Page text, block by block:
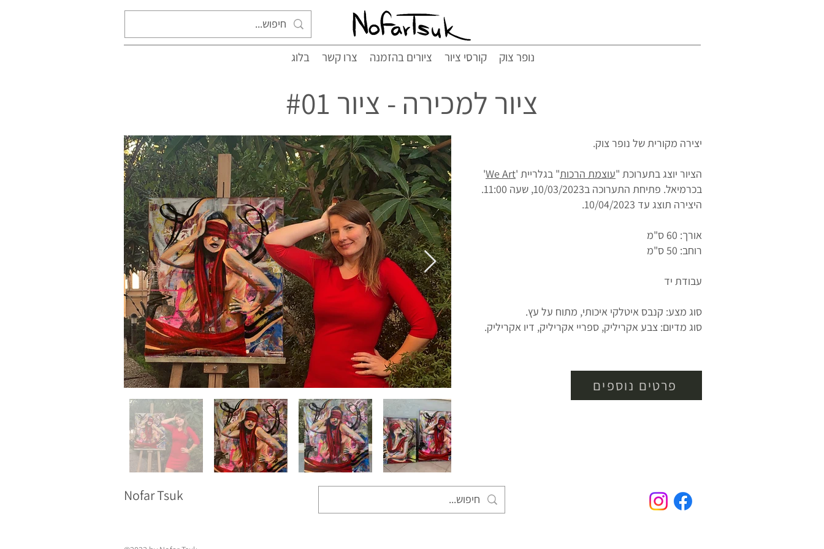
נופר צוק קורסי ציור ציורים בהזמנה צרו קשר בלוג
ציור למכירה - ציור #01
יצירה מקורית של נופר צוק.
הציור יוצג בתערוכת "עוצמת הרכות" בגלריית 'We Art
'
בכרמיאל. פתיחת התערוכה ב10/03/2023, שעה 11:00.
היצירה תוצג עד 10/04/2023.
אורך: 60 ס"מ
רוחב: 50 ס"מ
עבודת יד
סוג מצע: קנבס איטלקי איכותי, מתוח על עץ.
סוג מדיום: צבע אקריליק, ספריי אקריליק, דיו אקריליק.
פרטים נוספים
Nofar Tsuk